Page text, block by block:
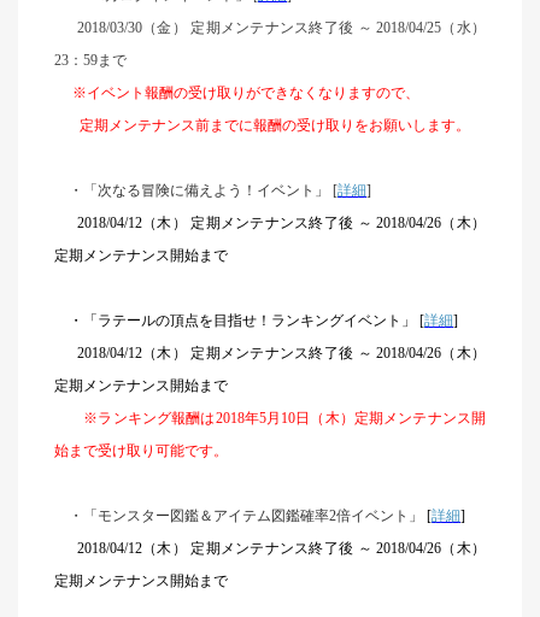
2018/03/30（金） 定期メンテナンス終了後 ～ 2018/04/25（水）
23：59まで
※イベント報酬の受け取りができなくなりますので、
定期メンテナンス前までに報酬の受け取りをお願いします。
・「次なる冒険に備えよう！イベント」 [詳細]
2018/04/12（木） 定期メンテナンス終了後 ～ 2018/04/26（木）
定期メンテナンス開始まで
・「ラテールの頂点を目指せ！ランキングイベント」 [詳細]
2018/04/12（木） 定期メンテナンス終了後 ～ 2018/04/26（木）
定期メンテナンス開始まで
※ランキング報酬は2018年5月10日（木）定期メンテナンス開
始まで受け取り可能です。
・「モンスター図鑑＆アイテム図鑑確率2倍イベント」 [詳細]
2018/04/12（木） 定期メンテナンス終了後 ～ 2018/04/26（木）
定期メンテナンス開始まで